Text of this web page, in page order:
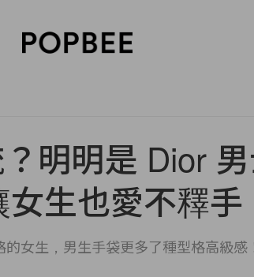
明明是 Dior
生也愛不釋手
的女生，男生手袋更多了種型格高級感